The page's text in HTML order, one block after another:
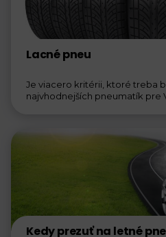
Lacné pneu
Je viacero kritérii, ktoré treba
najvhodnejších pneumatík pre
Kedy prezuť na letné